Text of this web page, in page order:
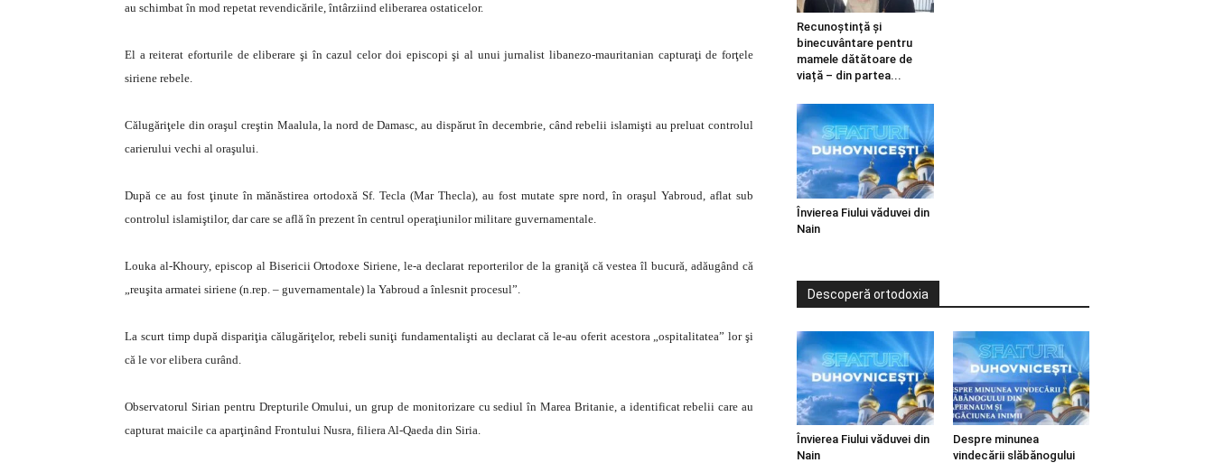
au schimbat în mod repetat revendicările, întârziind eliberarea ostaticelor.
El a reiterat eforturile de eliberare şi în cazul celor doi episcopi şi al unui jurnalist libanezo-mauritanian capturaţi de forţele
siriene rebele.
Călugăriţele din oraşul creştin Maalula, la nord de Damasc, au dispărut în decembrie, când rebelii islamişti au preluat controlul
carierului vechi al oraşului.
După ce au fost ţinute în mănăstirea ortodoxă Sf. Tecla (Mar Thecla), au fost mutate spre nord, în oraşul Yabroud, aflat sub
controlul islamiştilor, dar care se află în prezent în centrul operaţiunilor militare guvernamentale.
Louka al-Khoury, episcop al Bisericii Ortodoxe Siriene, le-a declarat reporterilor de la graniţă că vestea îl bucură, adăugând că
„reuşita armatei siriene (n.rep. – guvernamentale) la Yabroud a înlesnit procesul”.
La scurt timp după dispariţia călugăriţelor, rebeli suniţi fundamentalişti au declarat că le-au oferit acestora „ospitalitatea” lor şi
că le vor elibera curând.
Observatorul Sirian pentru Drepturile Omului, un grup de monitorizare cu sediul în Marea Britanie, a identificat rebelii care au
capturat maicile ca aparţinând Frontului Nusra, filiera Al-Qaeda din Siria.
Recunoștință și
binecuvântare pentru
mamele dătătoare de
viață – din partea...
Învierea Fiului văduvei din
Nain
Descoperă ortodoxia
Învierea Fiului văduvei din
Nain
Despre minunea
vindecării slăbănogului